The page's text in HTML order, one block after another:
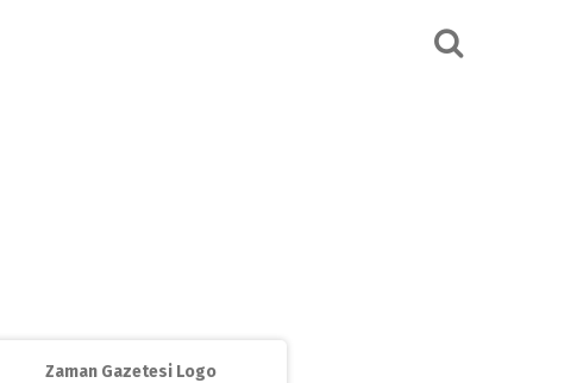
Zaman Gazetesi Logo